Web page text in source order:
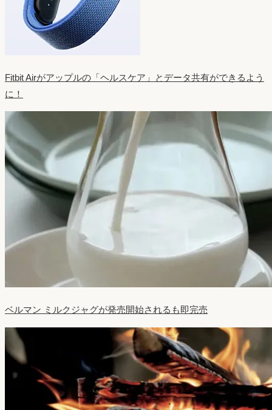
Fitbit Airがアップルの「ヘルスケア」とデータ共有ができるよう
に！
ベルマン ミルクジャグが発売開始されるも即完売